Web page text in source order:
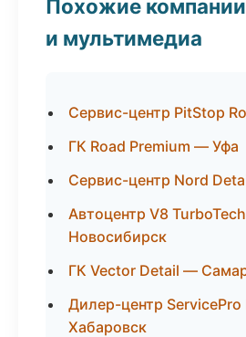
Похожие
и мультимедиа
Сервис-центр PitStop
ГК Road Premium — Уфа
Сервис-центр Nord
Автоцентр V8
Новосибирск
ГК Vector Detail —
Дилер-центр
Хабаровск